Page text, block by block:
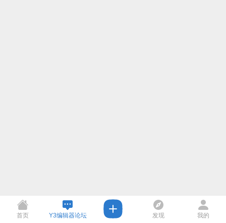
首页 Y3编辑器论坛 发现 我的